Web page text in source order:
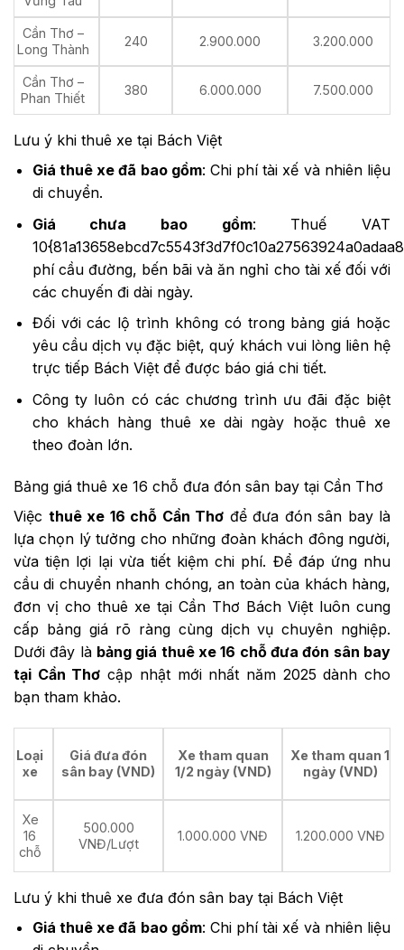
Cần Thơ –
Long Thành
240 2.900.000 3.200.000
Cần Thơ –
Phan Thiết
380 6.000.000 7.500.000
Lưu ý khi thuê xe tại Bách Việt
Giá thuê xe đã bao gồm: Chi phí tài xế và nhiên liệu
di chuyển.
Giá chưa bao gồm: Thuế VAT
phí cầu đường, bến bãi và ăn nghỉ cho tài xế đối với
các chuyến đi dài ngày.
Đối với các lộ trình không có trong bảng giá hoặc
yêu cầu dịch vụ đặc biệt, quý khách vui lòng liên hệ
trực tiếp Bách Việt để được báo giá chi tiết.
Công ty luôn có các chương trình ưu đãi đặc biệt
cho khách hàng thuê xe dài ngày hoặc thuê xe
theo đoàn lớn.
Bảng giá thuê xe 16 chỗ đưa đón sân bay tại Cần Thơ
Việc thuê xe 16 chỗ Cần Thơ để đưa đón sân bay là
lựa chọn lý tưởng cho những đoàn khách đông người,
vừa tiện lợi lại vừa tiết kiệm chi phí. Để đáp ứng nhu
cầu di chuyển nhanh chóng, an toàn của khách hàng,
đơn vị cho thuê xe tại Cần Thơ Bách Việt luôn cung
cấp bảng giá rõ ràng cùng dịch vụ chuyên nghiệp.
Dưới đây là bảng giá thuê xe 16 chỗ đưa đón sân bay
tại Cần Thơ cập nhật mới nhất năm 2025 dành cho
bạn tham khảo.
Loại
xe
Giá đưa đón
sân bay (VND)
Xe tham quan
1/2 ngày (VND)
Xe tham quan 1
ngày (VND)
Xe
16
chỗ
500.000
VNĐ/Lượt
1.000.000 VNĐ 1.200.000 VNĐ
Lưu ý khi thuê xe đưa đón sân bay tại Bách Việt
Giá thuê xe đã bao gồm: Chi phí tài xế và nhiên liệu